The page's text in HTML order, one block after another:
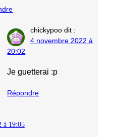
chickypoo dit :
4 novembre 2022 à
20:02
Je guetterai :p
Répondre
à 19:05